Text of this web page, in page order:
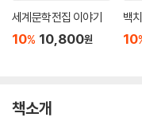
세계문학전집 이야기
10% 10,800원
백
10
책소개